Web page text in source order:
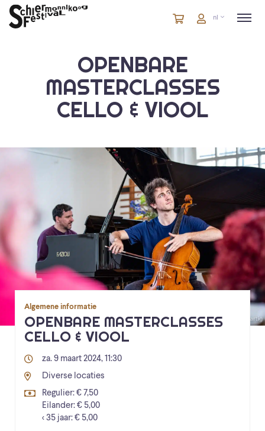
Winkelmandje
artikelen
Account
nl
OPENBARE
MASTERCLASSES
CELLO & VIOOL
Algemene informatie
OPENBARE MASTERCLASSES
CELLO & VIOOL
za. 9 maart 2024, 11:30
Diverse locaties
Regulier: € 7,50
Eilander: € 5,00
< 35 jaar: € 5,00